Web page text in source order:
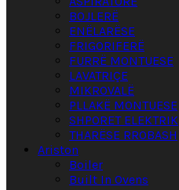
BOJLERË
ENËLARËSE
FRIGORIFERË
FURRË MONTUESE
LAVATRIÇE
MIKROVALË
PLLAKË MONTUESE
SHPORET ELEKTRIK
THARËSE RROBASH
Ariston
Boiler
Built In Ovens